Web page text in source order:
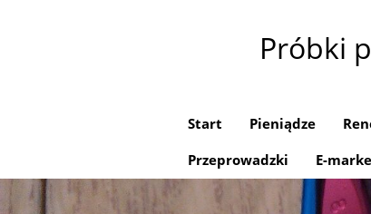
Próbki
Start Pieniądze
Przeprowadzki
E-